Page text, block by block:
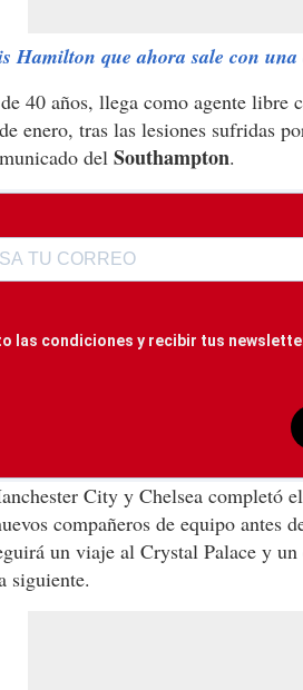
Hamilton que ahora sale con una
de 40 años, llega como agente libre
enero, tras las lesiones sufridas
del Southampton.
las condiciones y recibir tus
City y Chelsea completó
compañeros de equipo antes
un viaje al Crystal Palace y un
siguiente.